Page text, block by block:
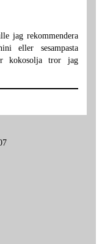
jag rekommendera
eller sesampasta
kokosolja tror jag